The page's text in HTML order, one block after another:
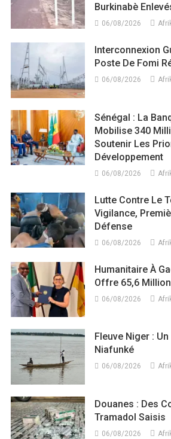
Burkinabè
06/08/2026
Interconnexion
Poste De Fomi
06/08/2026
Sénégal : La
Mobilise 340
Soutenir Les
Développement
06/08/2026
Lutte Contre Le
Vigilance,
Défense
06/08/2026
Humanitaire À
Offre 65,6
06/08/2026
Fleuve Niger :
Niafunké
06/08/2026
Douanes : Des
Tramadol Saisis
06/08/2026